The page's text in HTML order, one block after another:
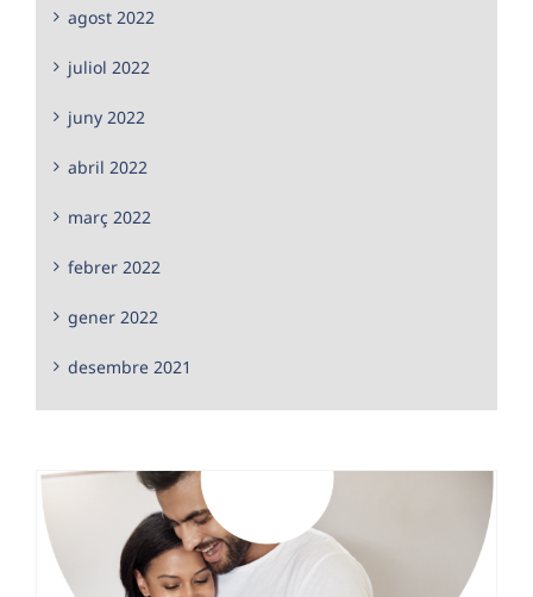
agost 2022
juliol 2022
juny 2022
abril 2022
març 2022
febrer 2022
gener 2022
desembre 2021